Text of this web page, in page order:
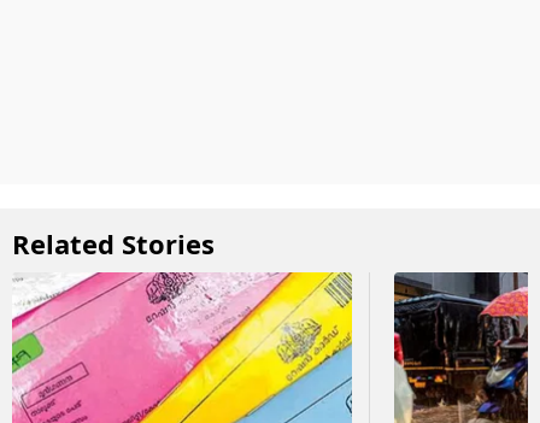
Related Stories